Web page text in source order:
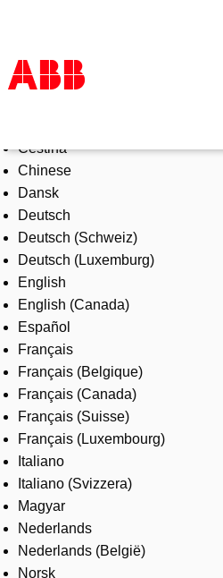
Products & Solutions
Industries
Services
About us
Where to buy
Contact us
Careers
Čeština
Chinese
Dansk
Deutsch
Deutsch (Schweiz)
Deutsch (Luxemburg)
English
English (Canada)
Español
Français
Français (Belgique)
Français (Canada)
Français (Suisse)
Français (Luxembourg)
Italiano
Italiano (Svizzera)
Magyar
Nederlands
Nederlands (België)
Norsk